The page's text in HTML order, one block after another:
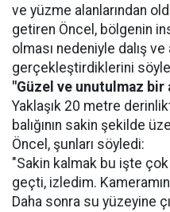
ve yüzme alanlarından
getiren Öncel, bölgenin
olması nedeniyle dalış
gerçekleştirdiklerini
"Güzel ve unutulmaz bir
Yaklaşık 20 metre
balığının sakin şekilde
Öncel, şunları söyledi:
"Sakin kalmak bu işte
geçti, izledim.
Daha sonra su yüzeyine